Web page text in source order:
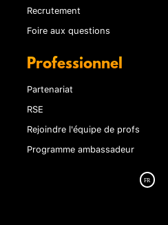
Recrutement
Foire aux questions
Professionnel
Partenariat
RSE
Rejoindre l'équipe de profs
Programme ambassadeur